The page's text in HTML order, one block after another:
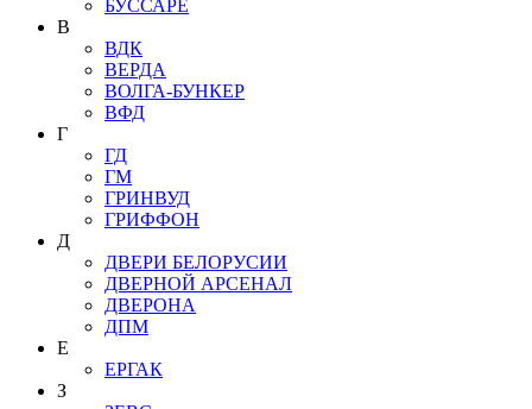
БУССАРЕ
В
ВДК
ВЕРДА
ВОЛГА-БУНКЕР
ВФД
Г
ГД
ГМ
ГРИНВУД
ГРИФФОН
Д
ДВЕРИ БЕЛОРУСИИ
ДВЕРНОЙ АРСЕНАЛ
ДВЕРОНА
ДПМ
Е
ЕРГАК
З